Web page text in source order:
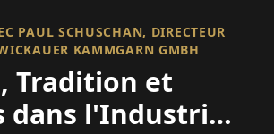
PAUL SCHUSCHAN, DIRECTEUR
KAMMGARN GMBH
Tradition et
dans l'Industrie